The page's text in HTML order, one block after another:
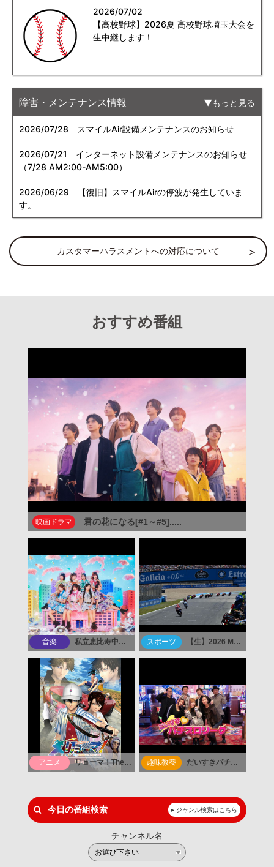
2026/07/02
【高校野球】2026夏 高校野球埼玉大会を
生中継します！
障害・メンテナンス情報 もっと見る
2026/07/28 スマイルAir設備メンテナンスのお知らせ
2026/07/21
インターネット設備メンテナンスのお知らせ
（7/28 AM2:00-AM5:00）
2026/06/29 【復旧】スマイルAirの停波が発生していま
す。
カスタマーハラスメントへの対応について
おすすめ番組